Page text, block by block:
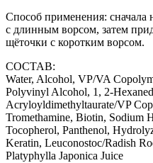
Способ применения: сначала
с длинным ворсом, затем
щёточки с коротким ворсом.
СОСТАВ:
Water, Alcohol, VP/VA
Polyvinyl Alcohol, 1, 2-
Acryloyldimethyltaurate/VP
Tromethamine, Biotin, Sodium
Tocopherol, Panthenol,
Keratin, Leuconostoc/Radish
Platyphylla Japonica Juice